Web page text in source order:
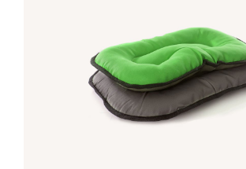
Avaliação
5.00de 5
DETALHES